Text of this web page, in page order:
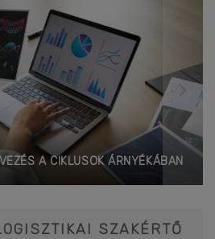
A CIKLUSOK ÁRNYÉKÁBAN
SZAKÉRTŐ